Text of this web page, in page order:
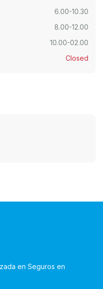
6.00-10.30
8.00-12.00
10.00-02.00
Closed
en Seguros en